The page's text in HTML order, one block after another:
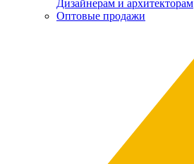
Дизайнерам и архитекторам
Оптовые продажи